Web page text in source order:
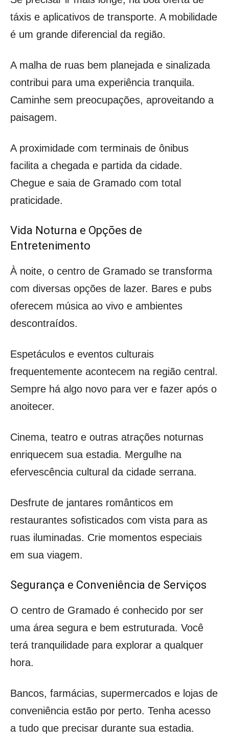
táxis e aplicativos de transporte. A mobilidade
é um grande diferencial da região.
A malha de ruas bem planejada e sinalizada
contribui para uma experiência tranquila.
Caminhe sem preocupações, aproveitando a
paisagem.
A proximidade com terminais de ônibus
facilita a chegada e partida da cidade.
Chegue e saia de Gramado com total
praticidade.
Vida Noturna e Opções de
Entretenimento
À noite, o centro de Gramado se transforma
com diversas opções de lazer. Bares e pubs
oferecem música ao vivo e ambientes
descontraídos.
Espetáculos e eventos culturais
frequentemente acontecem na região central.
Sempre há algo novo para ver e fazer após o
anoitecer.
Cinema, teatro e outras atrações noturnas
enriquecem sua estadia. Mergulhe na
efervescência cultural da cidade serrana.
Desfrute de jantares românticos em
restaurantes sofisticados com vista para as
ruas iluminadas. Crie momentos especiais
em sua viagem.
Segurança e Conveniência de Serviços
O centro de Gramado é conhecido por ser
uma área segura e bem estruturada. Você
terá tranquilidade para explorar a qualquer
hora.
Bancos, farmácias, supermercados e lojas de
conveniência estão por perto. Tenha acesso
a tudo que precisar durante sua estadia.